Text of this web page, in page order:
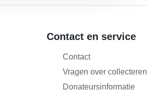
Contact en service
Contact
Vragen over collecteren
Donateursinformatie